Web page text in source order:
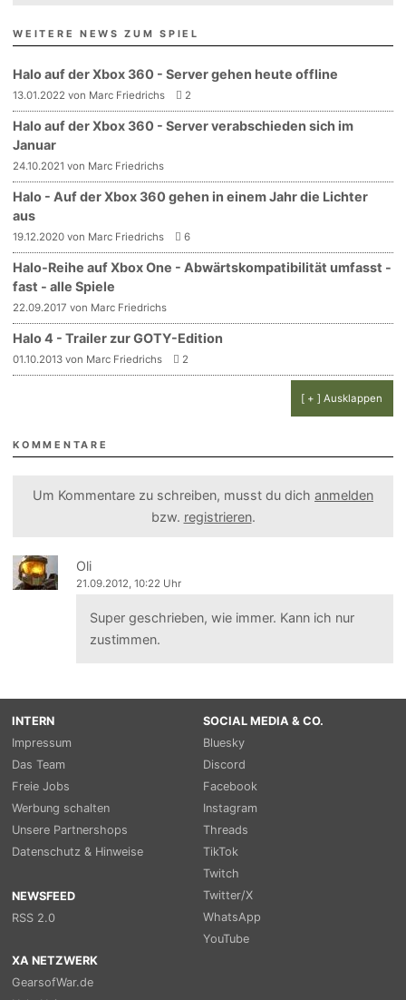
WEITERE NEWS ZUM SPIEL
Halo auf der Xbox 360 - Server gehen heute offline
13.01.2022 von Marc Friedrichs 2
Halo auf der Xbox 360 - Server verabschieden sich im
Januar
24.10.2021 von Marc Friedrichs
Halo - Auf der Xbox 360 gehen in einem Jahr die Lichter
aus
19.12.2020 von Marc Friedrichs 6
Halo-Reihe auf Xbox One - Abwärtskompatibilität umfasst -
fast - alle Spiele
22.09.2017 von Marc Friedrichs
Halo 4 - Trailer zur GOTY-Edition
01.10.2013 von Marc Friedrichs 2
[ + ] Ausklappen
KOMMENTARE
Um Kommentare zu schreiben, musst du dich anmelden
bzw. registrieren.
Oli
21.09.2012, 10:22 Uhr
Super geschrieben, wie immer. Kann ich nur
zustimmen.
INTERN
Impressum
Das Team
Freie Jobs
Werbung schalten
Unsere Partnershops
Datenschutz & Hinweise
NEWSFEED
RSS 2.0
SOCIAL MEDIA & CO.
Bluesky
Discord
Facebook
Instagram
Threads
TikTok
Twitch
Twitter/X
WhatsApp
YouTube
XA NETZWERK
GearsofWar.de